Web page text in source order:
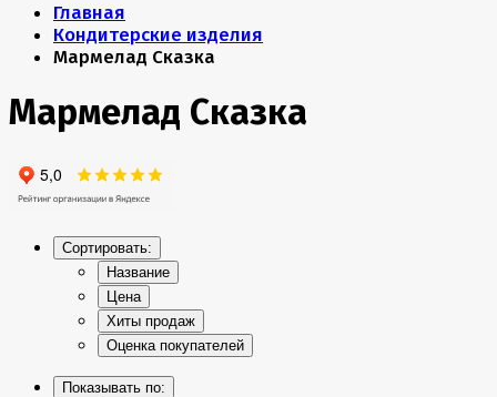
Главная
Кондитерские изделия
Мармелад Сказка
Мармелад Сказка
Сортировать:
Название
Цена
Хиты продаж
Оценка покупателей
Показывать по: